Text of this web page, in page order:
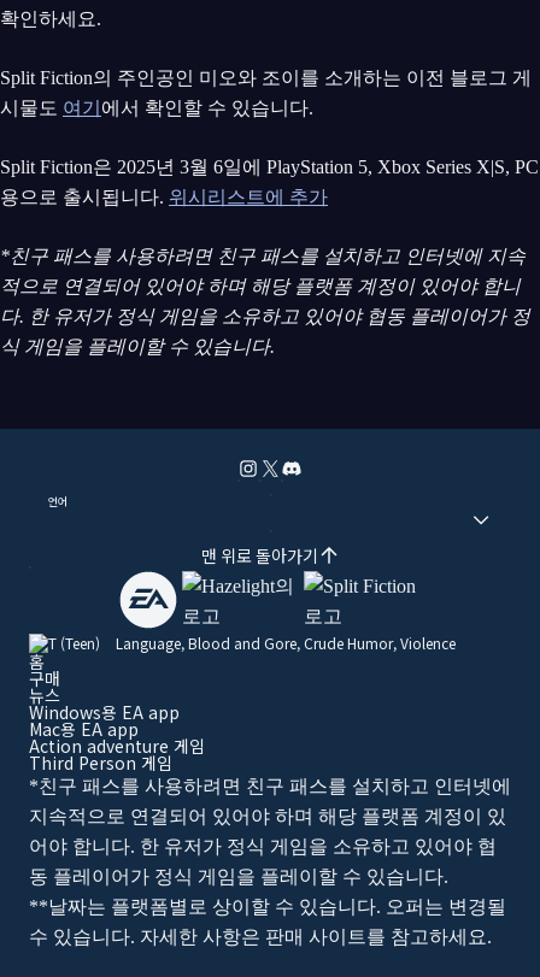
확인하세요.
Split Fiction의 주인공인 미오와 조이를 소개하는 이전 블로그 게
시물도 여기 에서 확인할 수 있습니다.
Split Fiction은 2025년 3월 6일에 PlayStation 5, Xbox Series X|S, PC
용으로 출시됩니다. 위시리스트에 추가
*친구 패스를 사용하려면 친구 패스를 설치하고 인터넷에 지속
적으로 연결되어 있어야 하며 해당 플랫폼 계정이 있어야 합니
다. 한 유저가 정식 게임을 소유하고 있어야 협동 플레이어가 정
식 게임을 플레이할 수 있습니다.
언어
맨 위로 돌아가기
Language, Blood and Gore, Crude Humor, Violence
홈
구매
뉴스
Windows용 EA app
Mac용 EA app
Action adventure 게임
Third Person 게임
*친구 패스를 사용하려면 친구 패스를 설치하고 인터넷에
지속적으로 연결되어 있어야 하며 해당 플랫폼 계정이 있
어야 합니다. 한 유저가 정식 게임을 소유하고 있어야 협
동 플레이어가 정식 게임을 플레이할 수 있습니다.
**날짜는 플랫폼별로 상이할 수 있습니다. 오퍼는 변경될
수 있습니다. 자세한 사항은 판매 사이트를 참고하세요.